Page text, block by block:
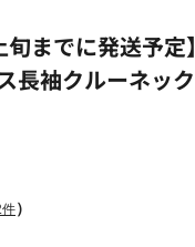
までに発送予定】
長袖クルーネック
）